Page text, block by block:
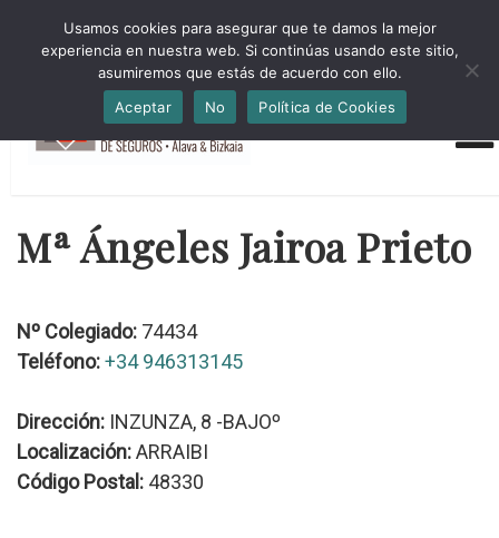
HORARIO INVIERNO Lun-Jue 09:00-16:30 Vier 9:00-14:00
administracion@cmsab.eus 94.442.43.43 Móvil y Whatsapp
688.889.170
Mª Ángeles Jairoa Prieto
Nº Colegiado: 74434
Teléfono:+34 946313145
Dirección: INZUNZA, 8 -BAJOº
Localización:ARRAIBI
Código Postal: 48330
Usamos cookies para asegurar que te damos la mejor
experiencia en nuestra web. Si continúas usando este sitio,
asumiremos que estás de acuerdo con ello.
Aceptar
No Política de Cookies